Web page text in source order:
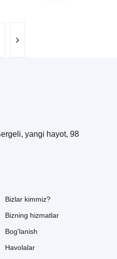
yangi hayot, 98
Bizlar kimmiz?
Bizning hizmatlar
Bog'lanish
Havolalar